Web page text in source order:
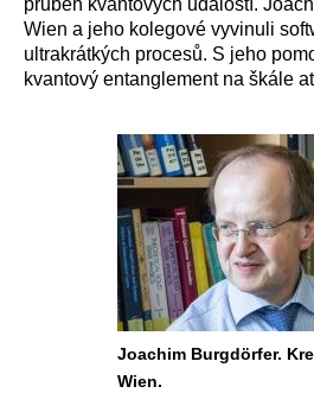
průběh kvantových událostí.
Wien a jeho kolegové vyvinuli
ultrakrátkých procesů. S jeho
kvantový entanglement na škále
Joachim Burgdörfer.
Wien.